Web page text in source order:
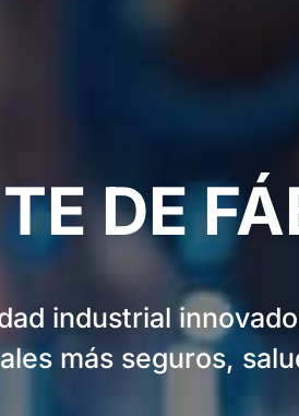
DE
industrial
más seguros,